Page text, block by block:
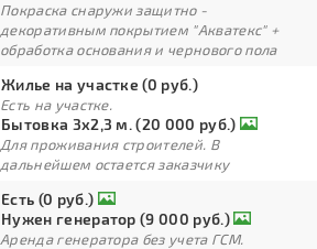
Покраска снаружи защитно -
декоративным покрытием "Акватекс" +
обработка основания и чернового пола
Жилье на участке (0 руб.)
Есть на участке.
Бытовка 3х2,3 м. (20 000 руб.)
Для проживания строителей. В
дальнейшем остается заказчику
Есть (0 руб.)
Нужен генератор (9 000 руб.)
Аренда генератора без учета ГСМ.